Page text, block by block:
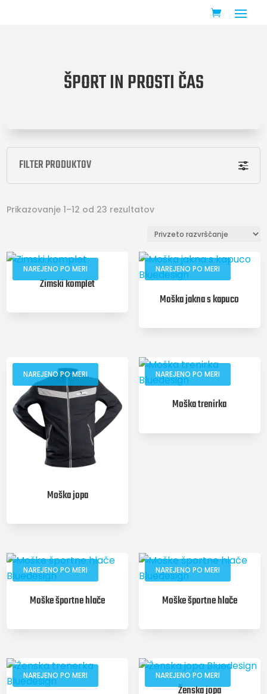
ŠPORT IN PROSTI ČAS
FILTER PRODUKTOV
Prikazovanje 1–12 od 23 rezultatov
NAREJENO PO MERI
Zimski komplet
NAREJENO PO MERI
Moška jakna s kapuco
NAREJENO PO MERI
Moška jopa
NAREJENO PO MERI
Moška trenirka
NAREJENO PO MERI
Moške športne hlače
NAREJENO PO MERI
Moške športne hlače
NAREJENO PO MERI NAREJENO PO MERI
Ženska jopa